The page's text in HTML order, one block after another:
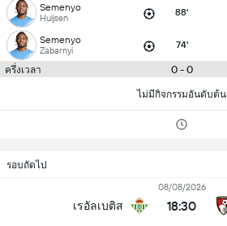
Semenyo
Huijsen 88'
Semenyo
Zabarnyi 74'
ครึ่งเวลา 0 - 0
ไม่มีกิจกรรมอันดับต้น
รอบถัดไป
เรอัลเบติส
08/08/2026
18:30